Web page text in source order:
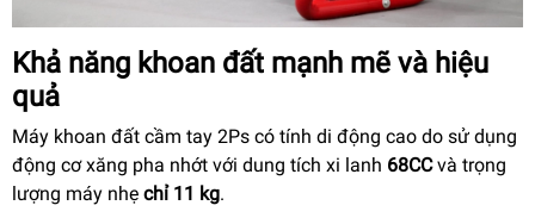
Khả năng khoan đất mạnh mẽ và hiệu
quả
Máy khoan đất cầm tay 2Ps có tính di động cao do sử dụng
động cơ xăng pha nhớt với dung tích xi lanh 68CCvà trọng
lượng máy nhẹ chỉ 11 kg.